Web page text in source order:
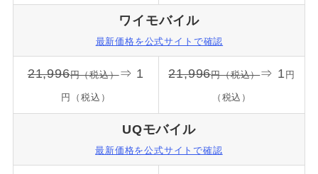
ワイモバイル
最新価格を公式サイトで確認
21,996円（税込）⇒ 1
円（税込）
21,996円（税込）⇒ 1 円
（税込）
UQモバイル
最新価格を公式サイトで確認